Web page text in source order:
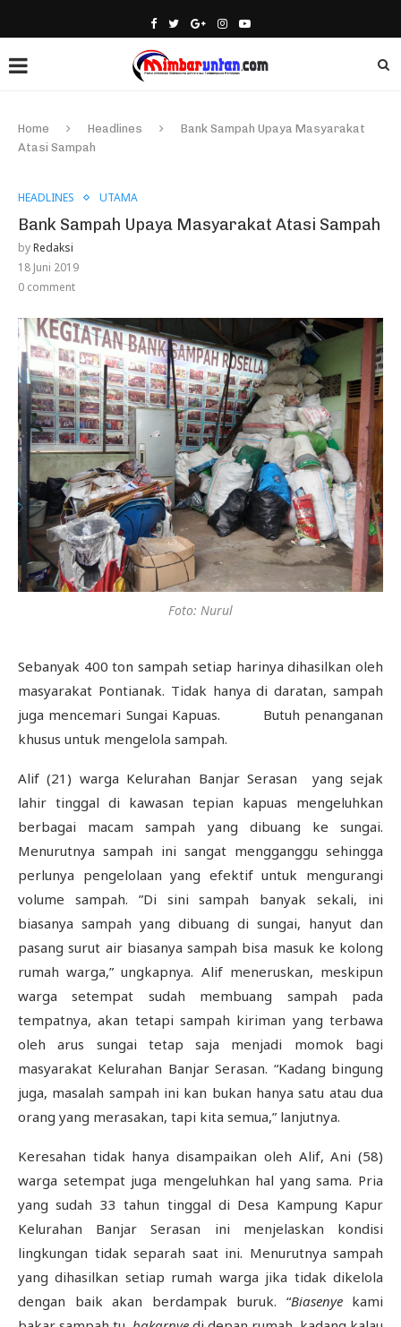
Home Headlines
Bank Sampah Upaya Masyarakat
Atasi Sampah
HEADLINES UTAMA
Bank Sampah Upaya Masyarakat Atasi Sampah
byRedaksi
18 Juni 2019
0 comment
Foto: Nurul
Sebanyak 400 ton sampah setiap harinya dihasilkan oleh
masyarakat Pontianak. Tidak hanya di daratan, sampah
juga mencemari Sungai Kapuas. Butuh penanganan
khusus untuk mengelola sampah.
Alif (21) warga Kelurahan Banjar Serasan yang sejak
lahir tinggal di kawasan tepian kapuas mengeluhkan
berbagai macam sampah yang dibuang ke sungai.
Menurutnya sampah ini sangat mengganggu sehingga
perlunya pengelolaan yang efektif untuk mengurangi
volume sampah. ”Di sini sampah banyak sekali, ini
biasanya sampah yang dibuang di sungai, hanyut dan
pasang surut air biasanya sampah bisa masuk ke kolong
rumah warga,” ungkapnya. Alif meneruskan, meskipun
warga setempat sudah membuang sampah pada
tempatnya, akan tetapi sampah kiriman yang terbawa
oleh arus sungai tetap saja menjadi momok bagi
masyarakat Kelurahan Banjar Serasan. “Kadang bingung
juga, masalah sampah ini kan bukan hanya satu atau dua
orang yang merasakan, tapi kita semua,” lanjutnya.
Keresahan tidak hanya disampaikan oleh Alif, Ani (58)
warga setempat juga mengeluhkan hal yang sama. Pria
yang sudah 33 tahun tinggal di Desa Kampung Kapur
Kelurahan Banjar Serasan ini menjelaskan kondisi
lingkungan tidak separah saat ini. Menurutnya sampah
yang dihasilkan setiap rumah warga jika tidak dikelola
dengan baik akan berdampak buruk. “Biasenyekami